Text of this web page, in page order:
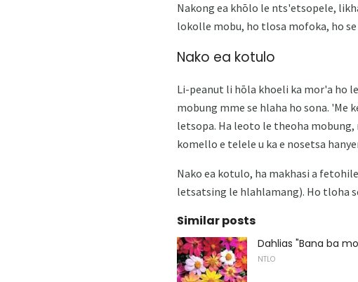
Nakong ea khōlo le nts'etsopele,
lokolle mobu, ho tlosa mofoka, ho
Nako ea kotulo
Li-peanut li hōla khoeli ka mor'a ho
mobung mme se hlaha ho sona. 'Me
letsopa. Ha leoto le theoha
komello e telele u ka e nosetsa
Nako ea kotulo, ha makhasi a
letsatsing le hlahlamang). Ho tloha
Similar posts
Dahlias "Bana ba
NTLO